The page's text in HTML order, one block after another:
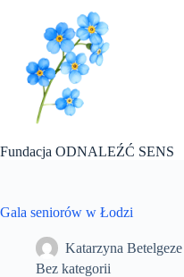
Fundacja ODNALEŹĆ SENS
Gala seniorów w Łodzi
Katarzyna
Bez kategorii